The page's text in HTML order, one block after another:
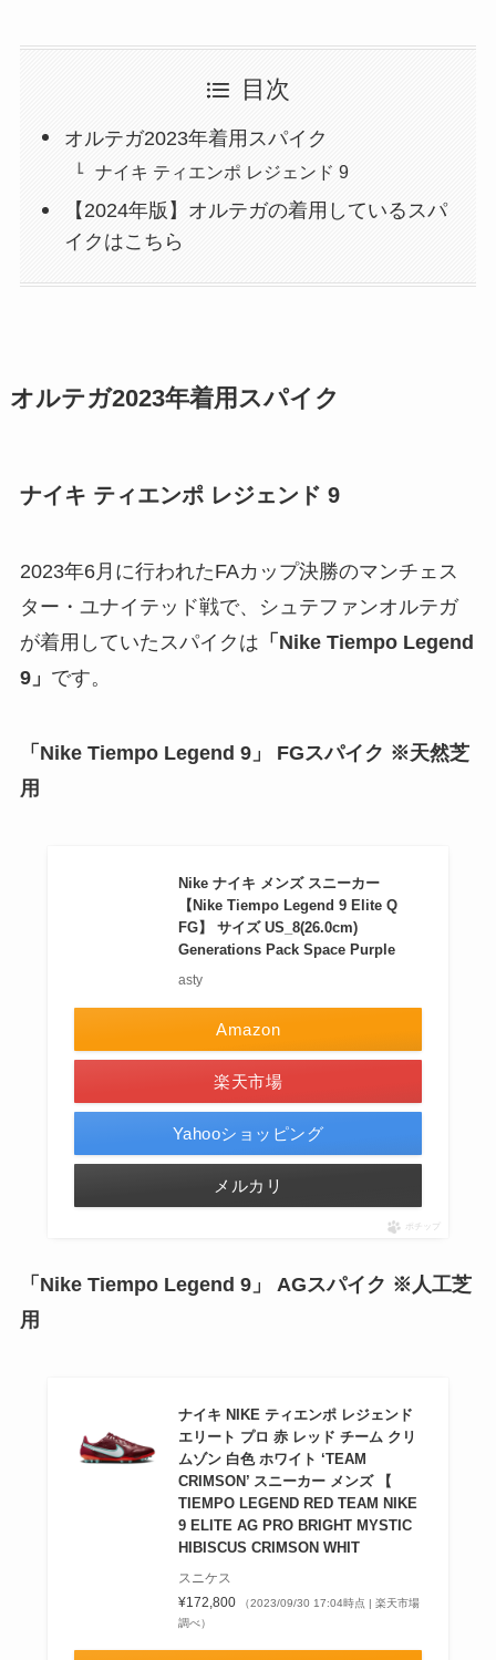
目次
オルテガ2023年着用スパイク
ナイキ ティエンポ レジェンド 9
【2024年版】オルテガの着用しているスパ
イクはこちら
オルテガ2023年着用スパイク
ナイキ ティエンポ レジェンド 9
2023年6月に行われたFAカップ決勝のマンチェス
ター・ユナイテッド戦で、シュテファンオルテガ
が着用していたスパイクは 「Nike Tiempo Legend
9」 です。
「Nike Tiempo Legend 9」 FGスパイク ※天然芝
用
Nike ナイキ メンズ スニーカー
【Nike Tiempo Legend 9 Elite Q
FG】 サイズ US_8(26.0cm)
Generations Pack Space Purple
asty
Amazon
楽天市場
Yahooショッピング
メルカリ
ポチップ
「Nike Tiempo Legend 9」 AGスパイク ※人工芝
用
ナイキ NIKE ティエンポ レジェンド
エリート プロ 赤 レッド チーム クリ
ムゾン 白色 ホワイト ‘TEAM
CRIMSON’ スニーカー メンズ 【
TIEMPO LEGEND RED TEAM NIKE
9 ELITE AG PRO BRIGHT MYSTIC
HIBISCUS CRIMSON WHIT
スニケス
¥172,800
（2023/09/30 17:04時点 | 楽天市場
調べ）